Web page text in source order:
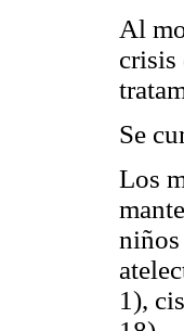
Al
crisis
Se
Los
niños
1),